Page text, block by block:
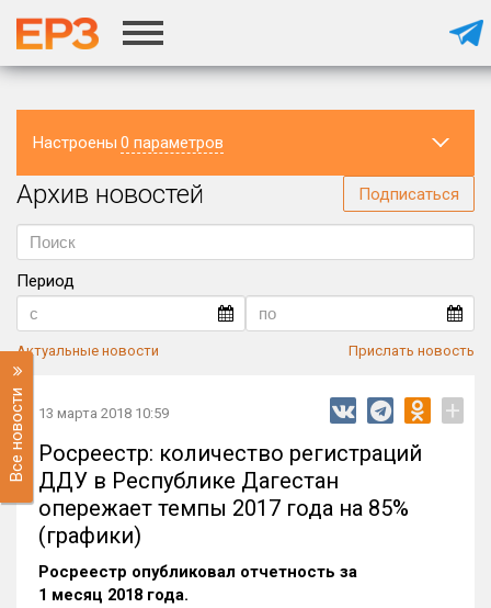
Настроены 0 параметров
Регион
Архив новостей Подписаться
Период
Актуальные новости Прислать новость
Все новости 13 марта 2018 10:59 +
Росреестр: количество регистраций
ДДУ в Республике Дагестан
опережает темпы 2017 года на 85%
(графики)
Росреестр опубликовал отчетность за
1 месяц 2018 года.